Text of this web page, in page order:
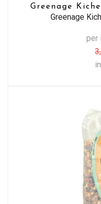
Greenage
Greenage
per